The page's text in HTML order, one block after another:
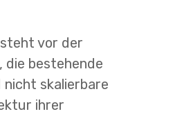
vor der
bestehende
nicht skalierbare
ihrer